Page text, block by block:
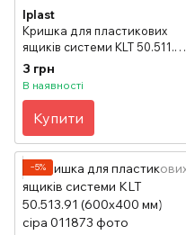
Iplast
Кришка для пластикових
ящиків системи KLT 50.511.61
(300x200 мм) темно синя
3 грн
В наявності
Купити
−5%